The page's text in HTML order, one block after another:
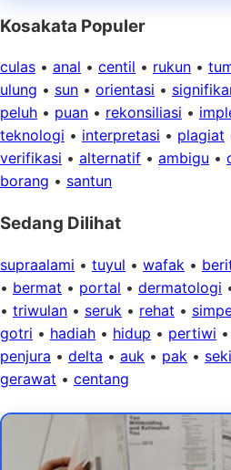
Kosakata Populer
culas • anal • centil • rukun •
ulung • sun • orientasi •
peluh • puan • rekonsiliasi •
teknologi • interpretasi • plagiat
verifikasi • alternatif • ambigu •
borang • santun
Sedang Dilihat
supraalami • tuyul • wafak •
• bermat • portal • dermatologi
• triwulan • seruk • rehat •
gotri • hadiah • hidup • pertiwi •
penjura • delta • auk • pak •
gerawat • centang